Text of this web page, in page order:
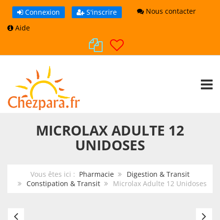
Connexion S'inscrire
Nous contacter
Aide
MICROLAX ADULTE 12
UNIDOSES
Vous êtes ici : Pharmacie
Digestion & Transit
Constipation & Transit
Microlax Adulte 12 Unidoses
Magnesie